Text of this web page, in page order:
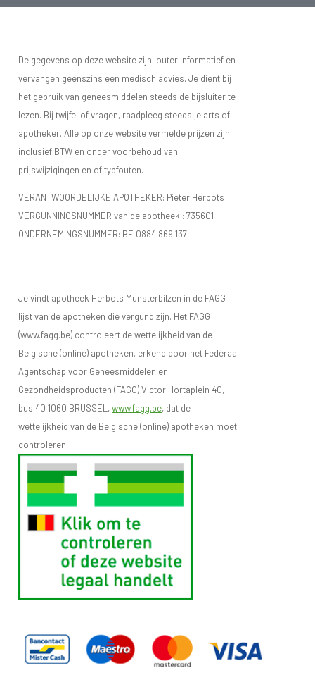
De gegevens op deze website zijn louter informatief en
vervangen geenszins een medisch advies. Je dient bij
het gebruik van geneesmiddelen steeds de bijsluiter te
lezen. Bij twijfel of vragen, raadpleeg steeds je arts of
apotheker. Alle op onze website vermelde prijzen zijn
inclusief BTW en onder voorbehoud van
prijswijzigingen en of typfouten.
VERANTWOORDELIJKE APOTHEKER: Pieter Herbots
VERGUNNINGSNUMMER van de apotheek : 735601
ONDERNEMINGSNUMMER: BE 0884.869.137
Je vindt apotheek Herbots Munsterbilzen in de FAGG
lijst van de apotheken die vergund zijn. Het FAGG
(www.fagg.be) controleert de wettelijkheid van de
Belgische (online) apotheken. erkend door het Federaal
Agentschap voor Geneesmiddelen en
Gezondheidsproducten (FAGG) Victor Hortaplein 40,
bus 40 1060 BRUSSEL,www.fagg.be, dat de
wettelijkheid van de Belgische (online) apotheken moet
controleren.